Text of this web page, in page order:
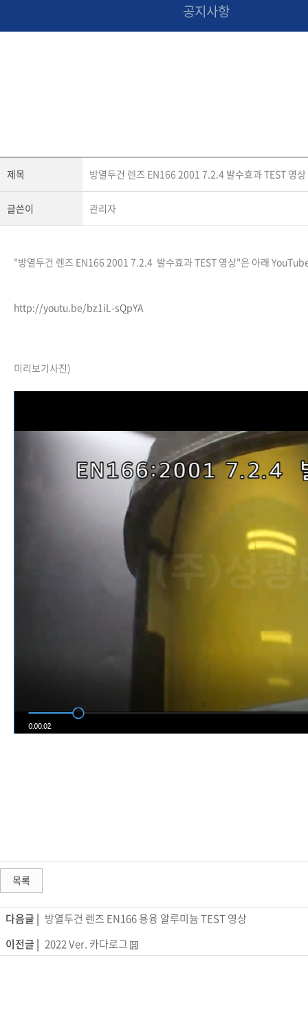
공지사항
제목 방열두건 렌즈 EN166 2001 7.2.4 발수효과 TEST 영상
글쓴이 관리자
"방열두건 렌즈 EN166 2001 7.2.4 발수효과 TEST 영상"은 아래
http://youtu.be/bz1iL-sQpYA
미리보기사진)
목록
다음글 | 방열두건 렌즈 EN166 용융 알루미늄 TEST 영상
이전글 | 2022 Ver. 카다로그